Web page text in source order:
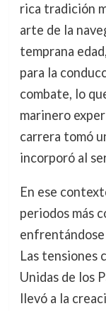
rica tradición
arte de la
temprana
para la
combate, lo
marinero
carrera tomó
incorporó al
En ese
periodos más
enfrentándose
Las tensiones
Unidas de los
llevó a la